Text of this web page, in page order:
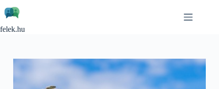
to
content
felek.hu